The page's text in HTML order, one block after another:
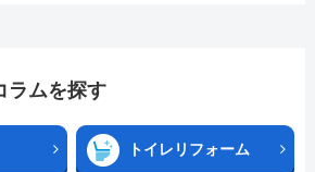
ラムを探す
トイレリフォーム